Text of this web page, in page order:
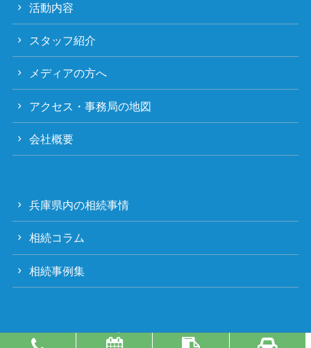
活動内容
スタッフ紹介
メディアの方へ
アクセス・事務局の地図
会社概要
兵庫県内の相続事情
相続コラム
相続事例集
プライバシーポリシー